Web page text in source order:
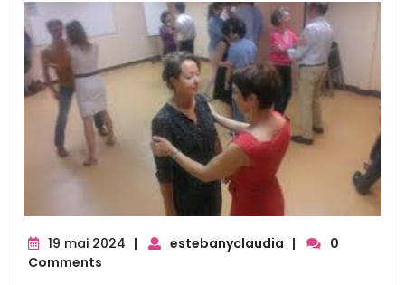
19 mai 2024 19| estebanyclaudia |
0
Comments